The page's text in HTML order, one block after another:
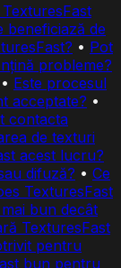
TexturesFast
beneficiază de
• Pot
probleme?
• Este procesul
acceptate? •
contacta
de texturi
acest lucru?
difuză? • Ce
TexturesFast
bun decât
TexturesFast
pentru
bun pentru